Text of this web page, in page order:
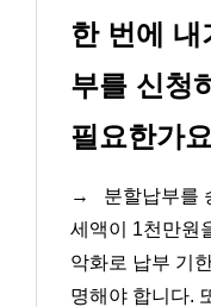
한 번에
부를 신청
필요한가
→
분할납부를
세액이 1천만원
악화로 납부 기
명해야 합니다.